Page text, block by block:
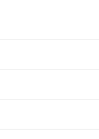
MSPO i „Polish